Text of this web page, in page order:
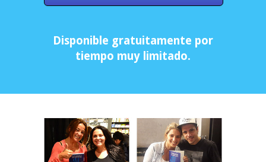
Disponible gratuitamente por
tiempo muy limitado.